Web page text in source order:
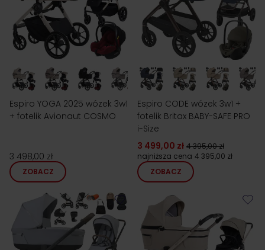
Espiro YOGA 2025 wózek 3w1
+ fotelik Avionaut COSMO
3 498,00 zł
ZOBACZ
Espiro CODE wózek 3w1 +
fotelik Britax BABY-SAFE PRO
i-Size
3 499,00 zł 4 395,00 zł
najniższa cena 4 395,00 zł
ZOBACZ